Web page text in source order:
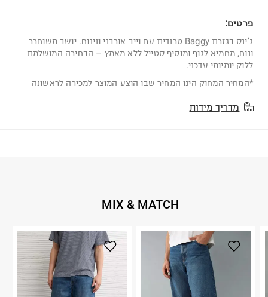
פרטים:
ג’ינס בגזרת Baggy טרנדית עם וייב אורבני ונינוח. יושב משוחרר
ונוח, מחמיא לגוף ומוסיף סטייל ללא מאמץ – הבחירה המושלמת
ללוק יומיומי עדכני.
*המחיר המחוק הינו המחיר שבו הוצע המוצר למכירה לראשונה
מדריך מידות
MIX & MATCH